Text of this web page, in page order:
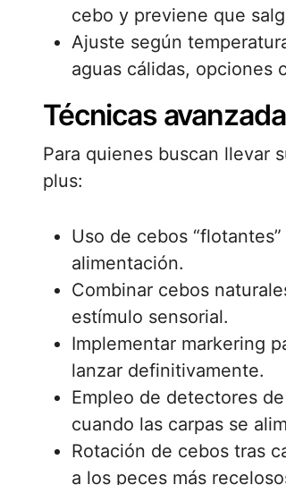
cebo y previene que
Ajuste según
aguas cálidas, opciones
Técnicas
Para quienes buscan llevar
plus:
Uso de cebos
alimentación.
Combinar cebos
estímulo sensorial.
Implementar markering
lanzar definitivamente.
Empleo de detectores
cuando las carpas se
Rotación de cebos tras
a los peces más